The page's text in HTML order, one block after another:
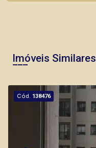
Imóveis Similares
Cód. 138476